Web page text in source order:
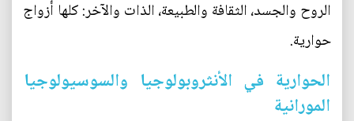
الروح والجسد، الثقافة والطبيعة، الذات والآخر: كلها أزواج
حوارية.
الحوارية في الأنثروبولوجيا والسوسيولوجيا
المورانية